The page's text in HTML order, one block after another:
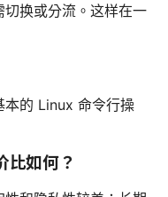
换或分流。这样在一
本的 Linux 命令行操
比如何？